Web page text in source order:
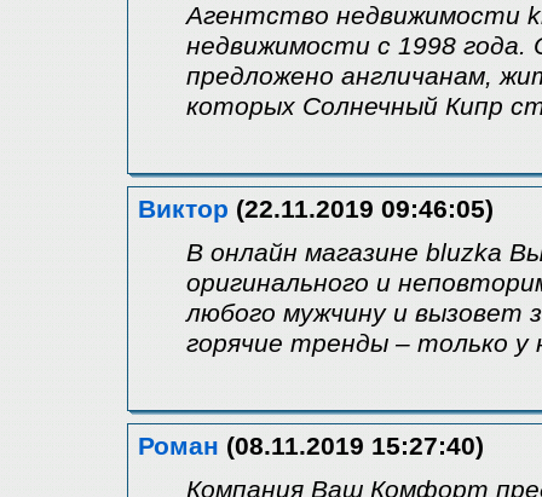
Агентство недвижимости
недвижимости с 1998 года.
предложено англичанам,
которых Солнечный Кипр
Виктор (22.11.2019 09:46:05)
В онлайн магазине bluzka
оригинального и
любого мужчину и вызовет
горячие тренды – только у
Роман (08.11.2019 15:27:40)
Компания Ваш Комфорт